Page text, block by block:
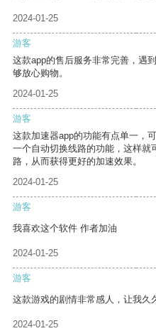
2024-01-25
游客
这款app的售后服务非常完善，遇
够放心购物。
2024-01-25
游客
这款加速器app的功能有点单一，
一个自动切换线路的功能，这样就
路，从而获得更好的加速效果。
2024-01-25
游客
我喜欢这个软件 作者加油
2024-01-25
游客
这款游戏的剧情非常感人，让我久
2024-01-25